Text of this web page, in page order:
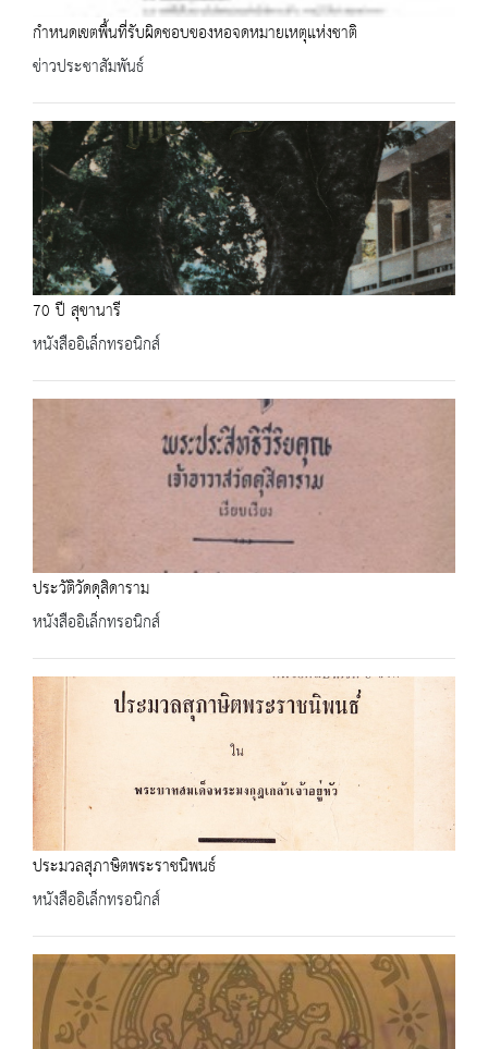
กำหนดเขตพื้นที่รับผิดชอบของหอจดหมายเหตุแห่งชาติ
ข่าวประชาสัมพันธ์
70 ปี สุขานารี
หนังสืออิเล็กทรอนิกส์
ประวัติวัดดุสิดาราม
หนังสืออิเล็กทรอนิกส์
ประมวลสุภาษิตพระราชนิพนธ์
หนังสืออิเล็กทรอนิกส์